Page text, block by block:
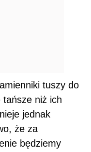
tuszy do
niż ich
jednak
że za
będziemy